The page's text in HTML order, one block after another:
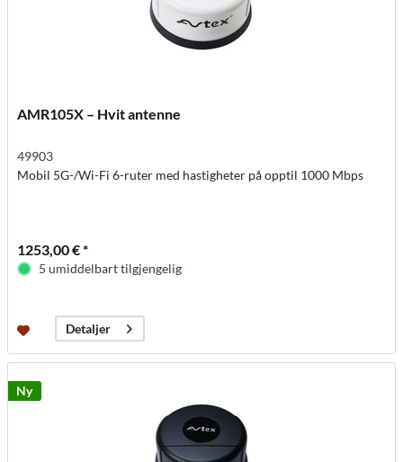
AMR105X – Hvit antenne
49903
Mobil 5G-/Wi-Fi 6-ruter med hastigheter på opptil 1000 Mbps
1253,00 € *
5 umiddelbart tilgjengelig
Detaljer
Ny